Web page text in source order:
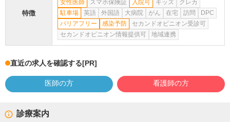
特徴
女性医師
スマホ保険証 入院可 キッズ
クレカ
駐車場
英語 外国語 大病院 がん 在宅 訪問
DPC
バリアフリー
感染予防
セカンドオピニオン受診可
セカンドオピニオン情報提供可
地域連携
直近の求人を確認する[PR]
医師の方 看護師の方
診療案内